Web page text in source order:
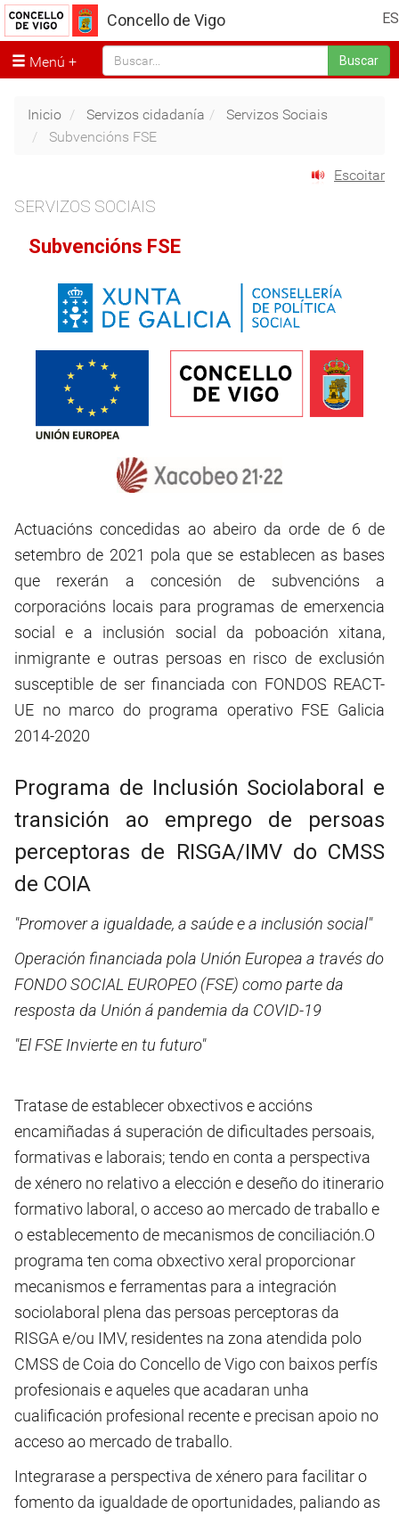
ES
Concello de Vigo
Menú Buscar
Inicio Servizos cidadanía
Servizos Sociais
Subvencións FSE
Escoitar
SERVIZOS SOCIAIS
Subvencións FSE
Actuacións concedidas ao abeiro da orde de 6 de
setembro de 2021 pola que se establecen as bases
que rexerán a concesión de subvencións a
corporacións locais para programas de emerxencia
social e a inclusión social da poboación xitana,
inmigrante e outras persoas en risco de exclusión
susceptible de ser financiada con FONDOS REACT-
UE no marco do programa operativo FSE Galicia
2014-2020
Programa de Inclusión Sociolaboral e
transición ao emprego de persoas
perceptoras de RISGA/IMV do CMSS
de COIA
"Promover a igualdade, a saúde e a inclusión social"
Operación financiada pola Unión Europea a través do
FONDO SOCIAL EUROPEO (FSE) como parte da
resposta da Unión á pandemia da COVID-19
"El FSE Invierte en tu futuro"
Tratase de establecer obxectivos e accións
encamiñadas á superación de dificultades persoais,
formativas e laborais; tendo en conta a perspectiva
de xénero no relativo a elección e deseño do itinerario
formativo laboral, o acceso ao mercado de traballo e
o establecemento de mecanismos de conciliación.O
programa ten coma obxectivo xeral proporcionar
mecanismos e ferramentas para a integración
sociolaboral plena das persoas perceptoras da
RISGA e/ou IMV, residentes na zona atendida polo
CMSS de Coia do Concello de Vigo con baixos perfís
profesionais e aqueles que acadaran unha
cualificación profesional recente e precisan apoio no
acceso ao mercado de traballo.
Integrarase a perspectiva de xénero para facilitar o
fomento da igualdade de oportunidades, paliando as